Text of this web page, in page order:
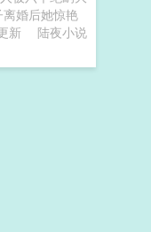
婚后她惊艳
新
陆夜小说